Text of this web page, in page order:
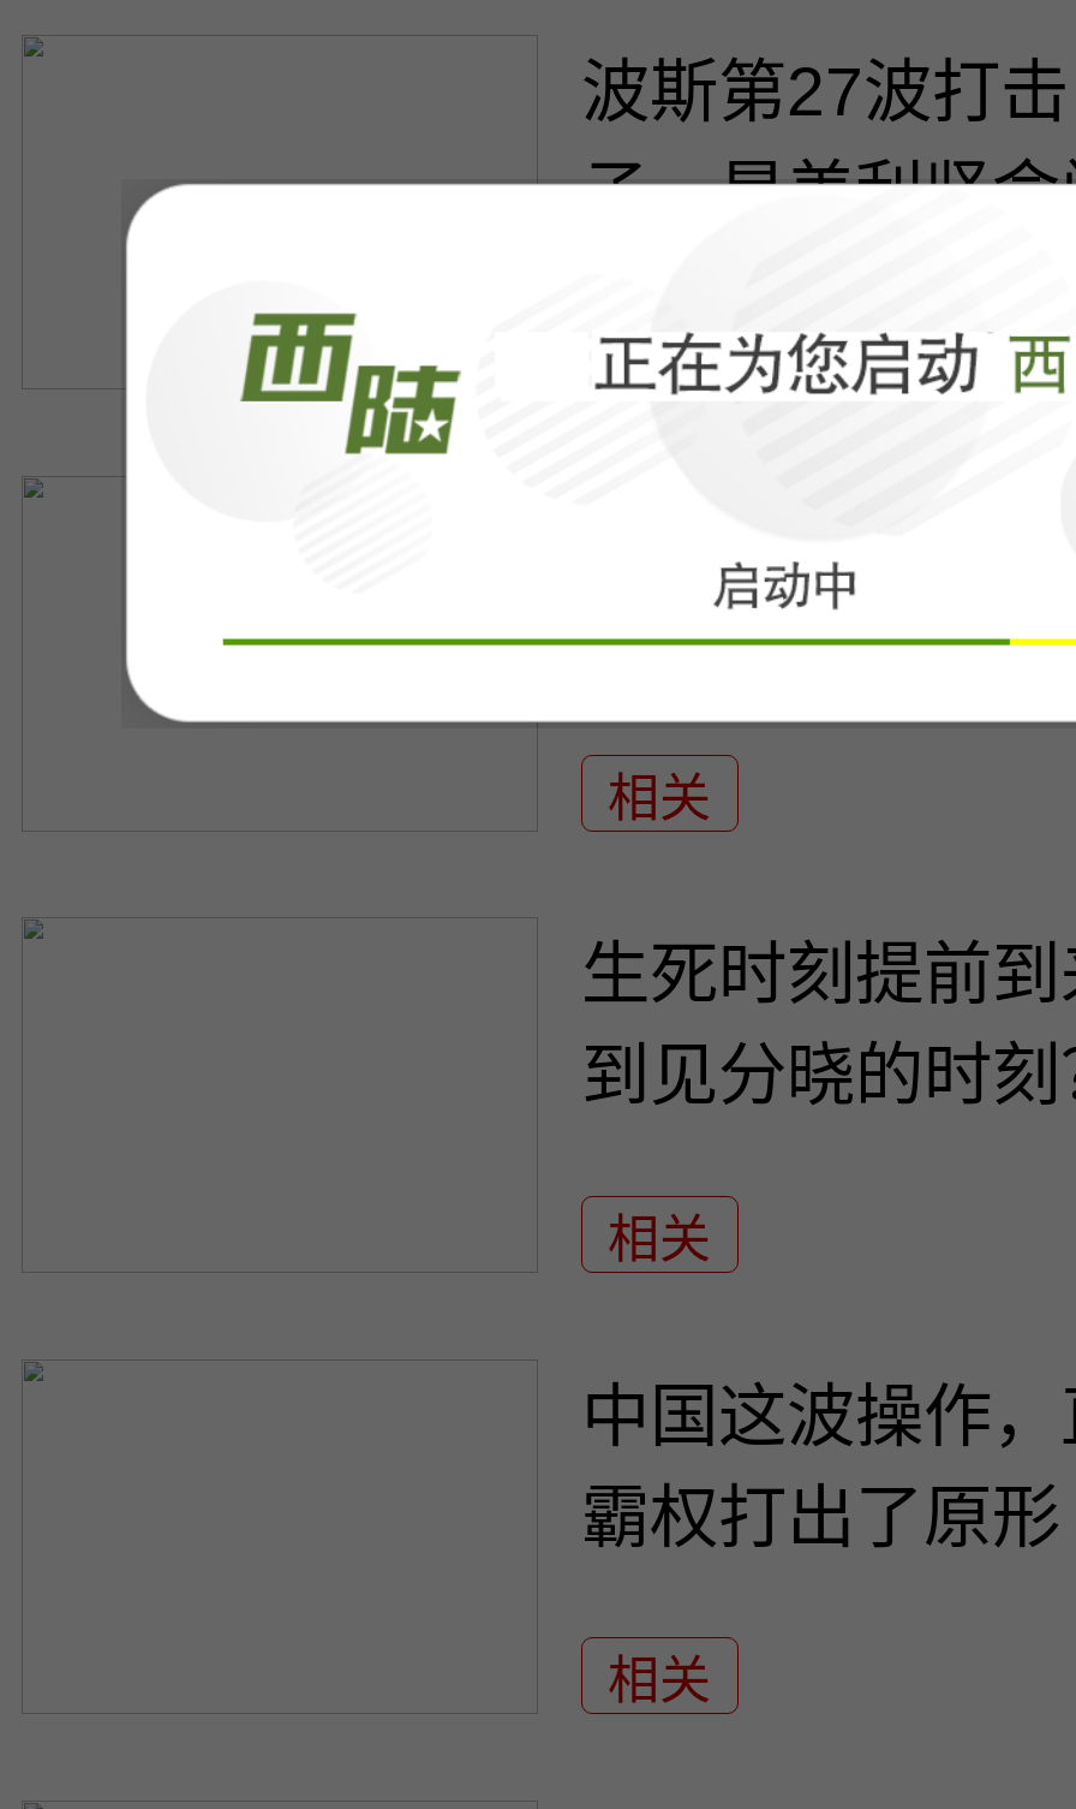
波斯第27波打
子，是美利坚
相关
政策大转向？
相关
生死时刻提前
到见分晓的时
相关
中国这波操作
霸权打出了原形
相关